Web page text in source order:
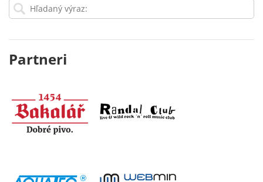
Partneri